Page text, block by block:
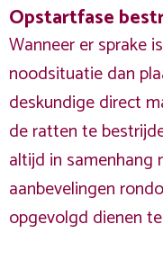
Opstartfase
Wanneer er sprake
noodsituatie dan
deskundige direct
de ratten te
altijd in samenhang
aanbevelingen
opgevolgd dienen